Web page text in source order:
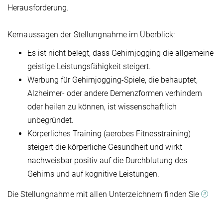
Herausforderung.
Kernaussagen der Stellungnahme im Überblick:
Es ist nicht belegt, dass Gehirnjogging die allgemeine
geistige Leistungsfähigkeit steigert.
Werbung für Gehirnjogging-Spiele, die behauptet,
Alzheimer- oder andere Demenzformen verhindern
oder heilen zu können, ist wissenschaftlich
unbegründet.
Körperliches Training (aerobes Fitnesstraining)
steigert die körperliche Gesundheit und wirkt
nachweisbar positiv auf die Durchblutung des
Gehirns und auf kognitive Leistungen.
Die Stellungnahme mit allen Unterzeichnern finden Sie